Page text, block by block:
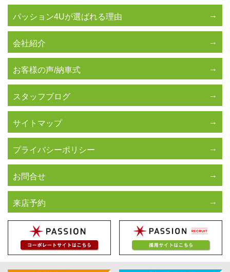
パッション4Uが選ばれる理由
会社紹介
お客様の声/納車式
スタッフブログ
サイトマップ
プライバシーポリシー
お問合せ
来店予約